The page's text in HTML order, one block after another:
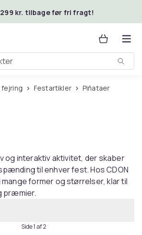
299 kr. tilbage før fri fragt!
fejring Festartikler Piñataer
og interaktiv aktivitet, der skaber
til enhver fest. Hos CDON
former og størrelser, klar til
præmier.
Side 1 af 2